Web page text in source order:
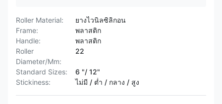
Roller Material:
ยางไวนิลซิลิกอน
Frame:
พลาสติก
Handle:
พลาสติก
Roller
Diameter/Mm:
22
Standard Sizes:
6 "/ 12"
Stickiness:
ไม่มี / ต่ำ / กลาง / สูง